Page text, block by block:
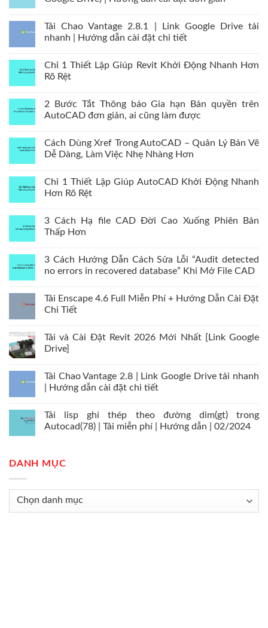
Tải Chao Vantage 2.8.1 | Link Google Drive tải
nhanh | Hướng dẫn cài đặt chi tiết
Chỉ 1 Thiết Lập Giúp Revit Khởi Động Nhanh Hơn
Rõ Rệt
2 Bước Tắt Thông báo Gia hạn Bản quyền trên
AutoCAD đơn giản, ai cũng làm được
Cách Dùng Xref Trong AutoCAD – Quản Lý Bản Vẽ
Dễ Dàng, Làm Việc Nhẹ Nhàng Hơn
Chỉ 1 Thiết Lập Giúp AutoCAD Khởi Động Nhanh
Hơn Rõ Rệt
3 Cách Hạ file CAD Đời Cao Xuống Phiên Bản
Thấp Hơn
3 Cách Hướng Dẫn Cách Sửa Lỗi “Audit detected
no errors in recovered database” Khi Mở File CAD
Tải Enscape 4.6 Full Miễn Phí + Hướng Dẫn Cài Đặt
Chi Tiết
Tải và Cài Đặt Revit 2026 Mới Nhất [Link Google
Drive]
Tải Chao Vantage 2.8 | Link Google Drive tải nhanh
| Hướng dẫn cài đặt chi tiết
Tải lisp ghi thép theo đường dim(gt) trong
Autocad(78) | Tải miễn phí | Hướng dẫn | 02/2024
DANH MỤC
Danh